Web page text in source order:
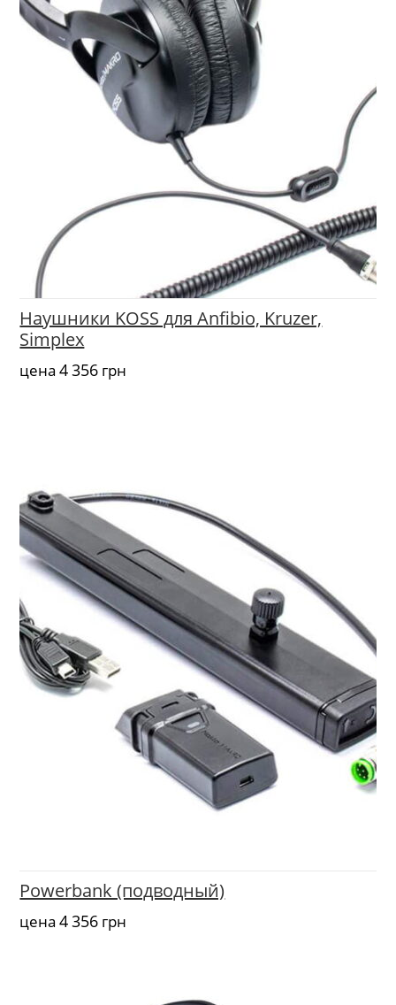
Наушники KOSS для Anfibio, Kruzer,
Simplex
цена4 356грн
Powerbank (подводный)
цена4 356грн